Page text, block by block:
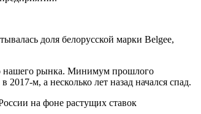
доля белорусской марки Belgee,
нашего рынка. Минимум прошлого
м, а несколько лет назад начался спад.
на фоне растущих ставок